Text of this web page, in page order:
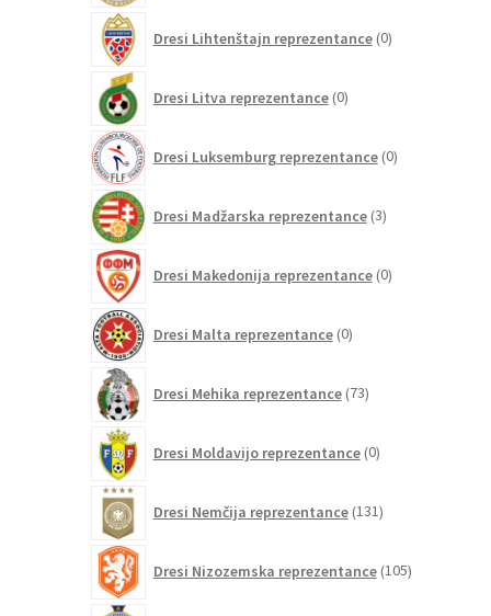
Dresi Lihtenštajn reprezentance 0izdelkov
Dresi Litva reprezentance 0izdelkov
Dresi Luksemburg reprezentance 0izdelkov
Dresi Madžarska reprezentance 3izdelki
Dresi Makedonija reprezentance 0izdelkov
Dresi Malta reprezentance 0izdelkov
Dresi Mehika reprezentance 73izdelkov
Dresi Moldavijo reprezentance 0izdelkov
Dresi Nemčija reprezentance 131izdelkov
Dresi Nizozemska reprezentance 105izdelkov